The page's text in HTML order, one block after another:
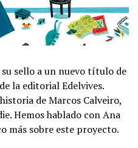
sello a un nuevo título de
la editorial Edelvives.
de Marcos Calveiro,
Hemos hablado con Ana
más sobre este proyecto.